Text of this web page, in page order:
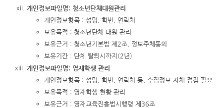
개인정보파일명: 청소년단체대원관리
개인정보항목 : 성명, 학번, 연락처
보유목적 : 청소년단체 대원 관리
보유근거 : 청소년기본법 제2조, 정보주체동의
보유기간 : 단체 탈퇴시까지(2년)
개인정보파일명: 영재학생 관리
개인정보항목 : 성명, 학번, 연락처 등, 수집정보 자체 점검 필요
보유목적 : 영재학생 현황 관리
보유근거 : 영재교육진흥법시행령 제36조